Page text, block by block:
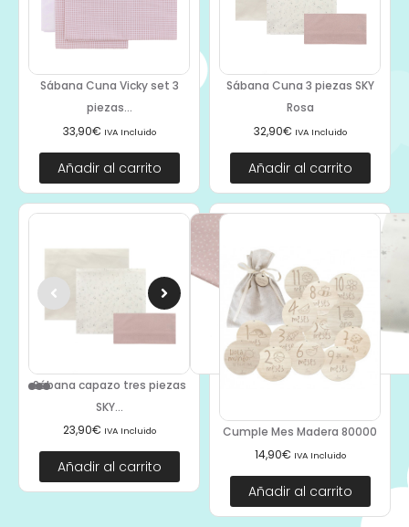
Sábana Cuna Vicky set 3
piezas...
33,90€ IVA Incluido
Añadir al carrito
Sábana Cuna 3 piezas SKY
Rosa
32,90€ IVA Incluido
Añadir al carrito
Sábana capazo tres piezas
SKY...
23,90€ IVA Incluido
Añadir al carrito
Cumple Mes Madera 80000
14,90€ IVA Incluido
Añadir al carrito